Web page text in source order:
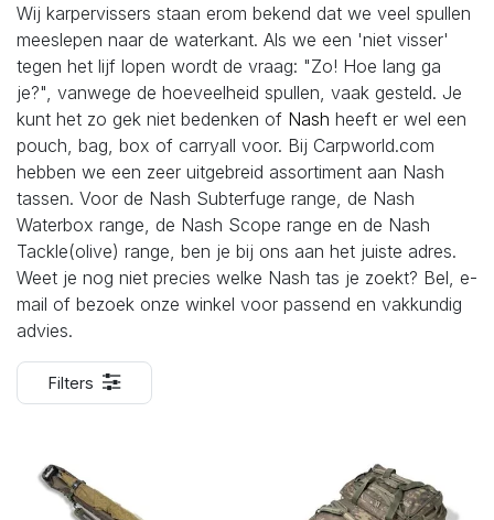
Wij karpervissers staan erom bekend dat we veel spullen
meeslepen naar de waterkant. Als we een 'niet visser'
tegen het lijf lopen wordt de vraag: "Zo! Hoe lang ga
je?", vanwege de hoeveelheid spullen, vaak gesteld. Je
kunt het zo gek niet bedenken of Nash heeft er wel een
pouch, bag, box of carryall voor. Bij Carpworld.com
hebben we een zeer uitgebreid assortiment aan Nash
tassen. Voor de Nash Subterfuge range, de Nash
Waterbox range, de Nash Scope range en de Nash
Tackle(olive) range, ben je bij ons aan het juiste adres.
Weet je nog niet precies welke Nash tas je zoekt? Bel, e-
mail of bezoek onze winkel voor passend en vakkundig
advies.
Filters